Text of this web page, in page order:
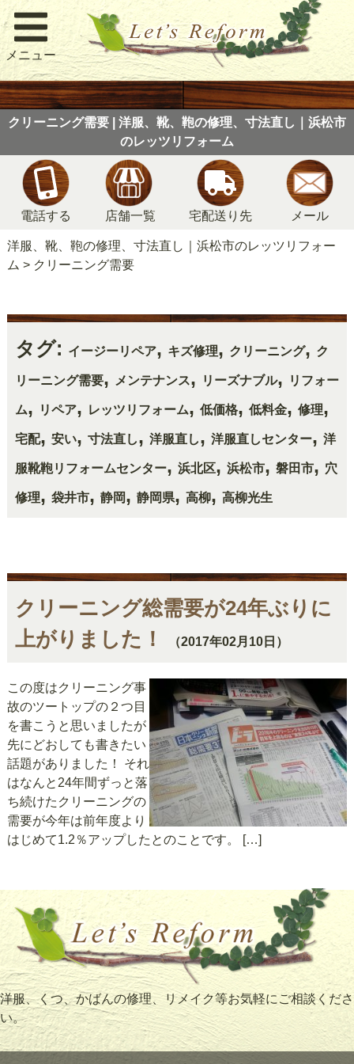
メニュー
クリーニング需要 | 洋服、靴、鞄の修理、寸法直し｜浜松市
のレッツリフォーム
電話する 店舗一覧 宅配送り先 メール
洋服、靴、鞄の修理、寸法直し｜浜松市のレッツリフォー
ム > クリーニング需要
タグ: イージーリペア, キズ修理, クリーニング, ク
リーニング需要, メンテナンス, リーズナブル, リフォー
ム, リペア, レッツリフォーム, 低価格, 低料金, 修理,
宅配, 安い, 寸法直し, 洋服直し, 洋服直しセンター, 洋
服靴鞄リフォームセンター, 浜北区, 浜松市, 磐田市, 穴
修理, 袋井市, 静岡, 静岡県, 高柳, 高柳光生
クリーニング総需要が24年ぶりに
上がりました！
（2017年02月10日）
この度はクリーニング事
故のツートップの２つ目
を書こうと思いましたが
先にどおしても書きたい
話題がありました！ それ
はなんと24年間ずっと落
ち続けたクリーニングの
需要が今年は前年度より
はじめて1.2％アップしたとのことです。 […]
洋服、くつ、かばんの修理、リメイク等お気軽にご相談くださ
い。